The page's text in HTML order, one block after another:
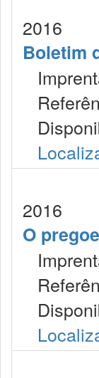
2016
Boletim
2016
O